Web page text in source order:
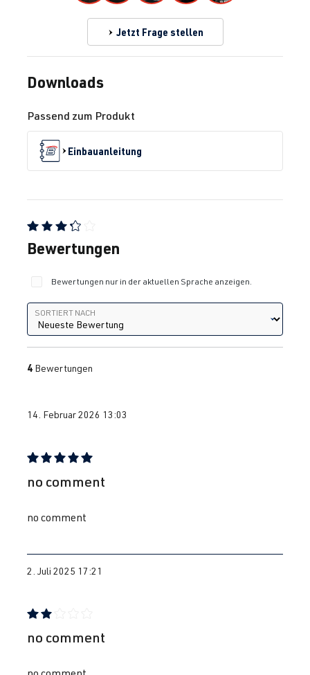
Jetzt Frage stellen
Downloads
Passend zum Produkt
Einbauanleitung
Durchschnittliche Bewertung von 3.25 von 5 Sternen
Bewertungen
Bewertungen nur in der aktuellen Sprache anzeigen.
Sortiert nach
SORTIERT NACH
4 Bewertungen
14. Februar 2026 13:03
Bewertung mit 5 von 5 Sternen
no comment
no comment
2. Juli 2025 17:21
Bewertung mit 2 von 5 Sternen
no comment